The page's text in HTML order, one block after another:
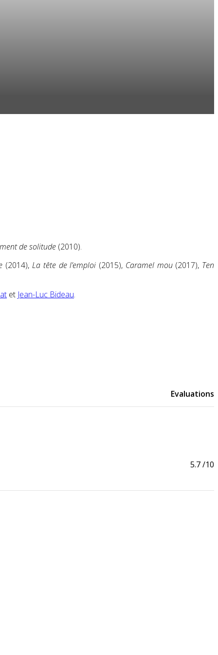
de solitude (2010).
(2014),La tête de l’emploi (2015), Caramel mou(2017), Ten
et Jean-Luc Bideau.
Evaluations
5.7/10